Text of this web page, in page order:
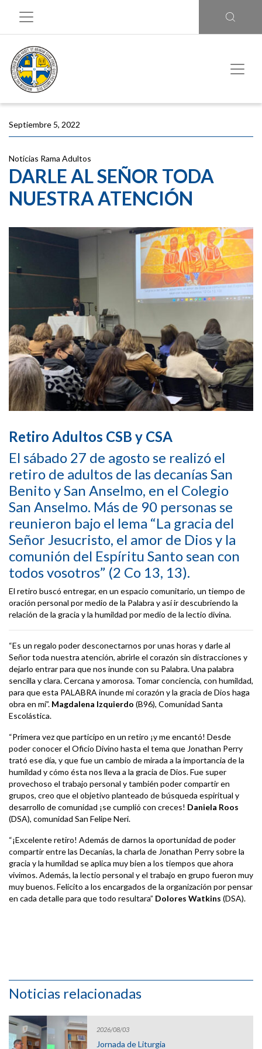
Septiembre 5, 2022
Noticias Rama Adultos
DARLE AL SEÑOR TODA
NUESTRA ATENCIÓN
Retiro Adultos CSB y CSA
El sábado 27 de agosto se realizó el
retiro de adultos de las decanías San
Benito y San Anselmo, en el Colegio
San Anselmo. Más de 90 personas se
reunieron bajo el lema “La gracia del
Señor Jesucristo, el amor de Dios y la
comunión del Espíritu Santo sean con
todos vosotros” (2 Co 13, 13).
El retiro buscó entregar, en un espacio comunitario, un tiempo de
oración personal por medio de la Palabra y así ir descubriendo la
relación de la gracia y la humildad por medio de la lectio divina.
“Es un regalo poder desconectarnos por unas horas y darle al
Señor toda nuestra atención, abrirle el corazón sin distracciones y
dejarlo entrar para que nos inunde con su Palabra. Una palabra
sencilla y clara. Cercana y amorosa. Tomar conciencia, con humildad,
para que esta PALABRA inunde mi corazón y la gracia de Dios haga
obra en mí”. Magdalena Izquierdo (B96), Comunidad Santa
Escolástica.
“Primera vez que participo en un retiro ¡y me encantó! Desde
poder conocer el Oficio Divino hasta el tema que Jonathan Perry
trató ese día, y que fue un cambio de mirada a la importancia de la
humildad y cómo ésta nos lleva a la gracia de Dios. Fue super
provechoso el trabajo personal y también poder compartir en
grupos, creo que el objetivo planteado de búsqueda espiritual y
desarrollo de comunidad ¡se cumplió con creces! Daniela Roos
(DSA), comunidad San Felipe Neri.
“¡Excelente retiro! Además de darnos la oportunidad de poder
compartir entre las Decanías, la charla de Jonathan Perry sobre la
gracia y la humildad se aplica muy bien a los tiempos que ahora
vivimos. Además, la lectio personal y el trabajo en grupo fueron muy
muy buenos. Felicito a los encargados de la organización por pensar
en cada detalle para que todo resultara” Dolores Watkins (DSA).
Noticias relacionadas
2026/08/03
Jornada de Liturgia